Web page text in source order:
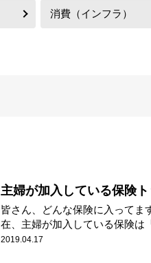
消費（インフラ）
主婦が加入している保険ト
皆さん、どんな保険に入ってま
在、主婦が加入している保険は
2019.04.17